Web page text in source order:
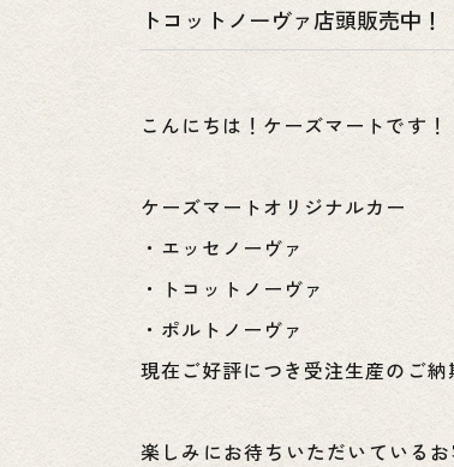
トコットノーヴァ店頭販売中！
こんにちは！ケーズマートです！
ケーズマートオリジナルカー
・エッセノーヴァ
・トコットノーヴァ
・ポルトノーヴァ
現在ご好評につき受注生産のご
楽しみにお待ちいただいている